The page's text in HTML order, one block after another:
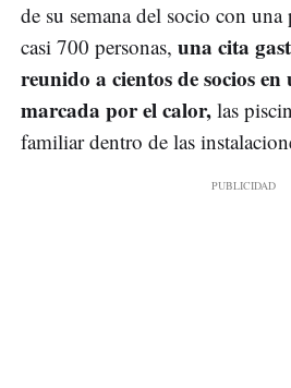
de su semana del socio con una
casi 700 personas, una cita
reunido a cientos de socios
marcada por el calor, las
familiar dentro de las